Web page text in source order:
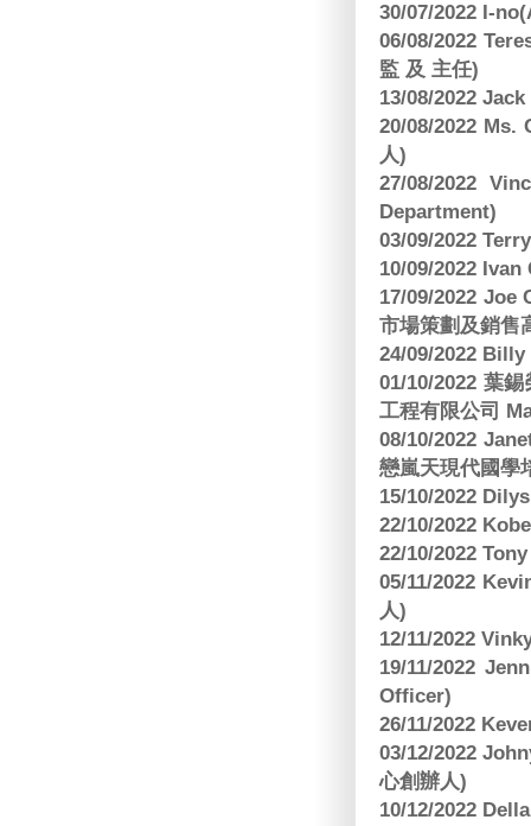
30/07/2022 I-
06/08/2022
監 及 主任)
13/08/2022
20/08/2022
人)
27/08/2022
Department)
03/09/2022
10/09/2022
17/09/2022
市場策劃及銷售
24/09/2022
01/10/2022 葉
工程有限公司
08/10/2022
戀嵐天現代國學
15/10/2022
22/10/2022
22/10/2022
05/11/2022
人)
12/11/2022
19/11/2022
Officer)
26/11/2022
03/12/2022
心創辦人)
10/12/2022